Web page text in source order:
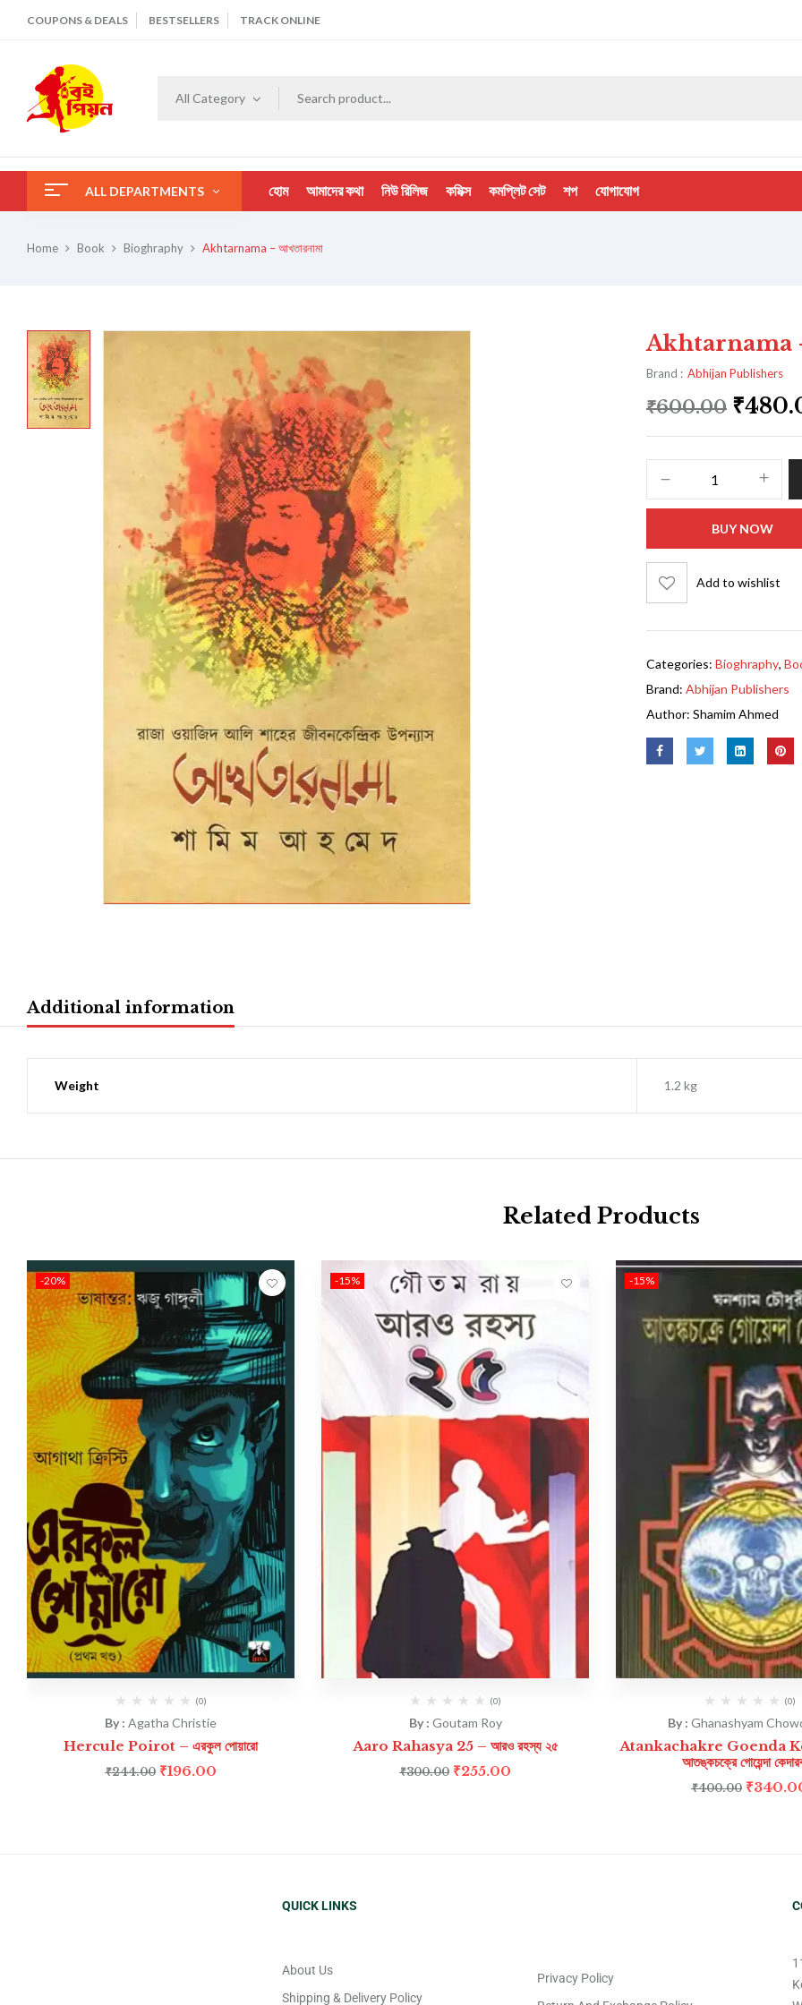
COUPONS & DEALS BESTSELLERS TRACK ONLINE
All Category
ALL DEPARTMENTS হোম আমাদের কথা নিউ রিলিজ কমিক্স কমপ্লিট সেট শপ যোগাযোগ
Home Book Bioghraphy Akhtarnama – আখতারনামা
Akhtarnama –
Brand : Abhijan Publishers
₹600.00 ₹
BUY NOW
Add to wishlist
Categories: Bioghraphy,
Brand: Abhijan Publishers
Author: Shamim Ahmed
Additional information
Weight 1.2 kg
Related Products
-20%
(0)
By : Agatha Christie
Hercule Poirot – এরকুল পোয়ারো
₹244.00 ₹196.00
-15%
(0)
By : Goutam Roy
Aaro Rahasya 25 – আরও রহস্য ২৫
₹300.00 ₹255.00
-15%
(0)
By : Ghanashyam
Atankachakre Goenda
আতঙ্কচক্রে গোয়েন্দা
₹400.00 ₹
QUICK LINKS
About Us
Shipping & Delivery Policy
Privacy Policy